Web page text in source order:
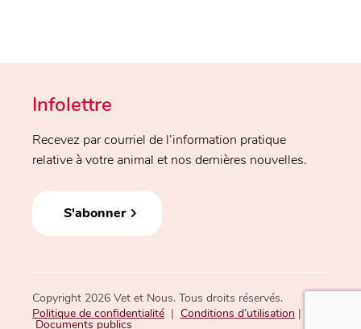
Infolettre
Recevez par courriel de l’information pratique
relative à votre animal et nos dernières nouvelles.
S'abonner
Copyright 2026 Vet et Nous. Tous droits réservés.
Politique de confidentialité | Conditions d’utilisation |
Documents publics